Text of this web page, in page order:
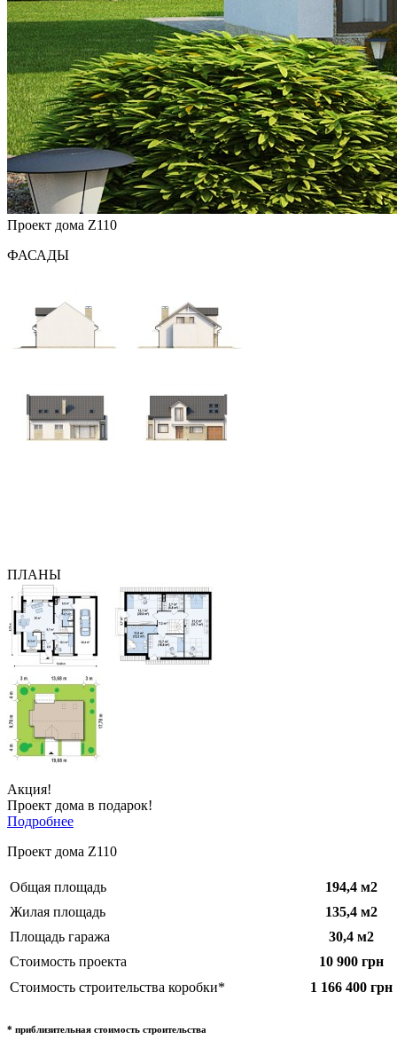
Проект дома Z110
ФАСАДЫ
ПЛАНЫ
Акция!
Проект дома в подарок!
Подробнее
Проект дома Z110
Общая площадь 194,4 м2
Жилая площадь
135,4 м2
Площадь гаража
30,4 м2
Стоимость проекта
10 900 грн
Стоимость строительства коробки*
1 166 400 грн
* приблизительная стоимость строительства